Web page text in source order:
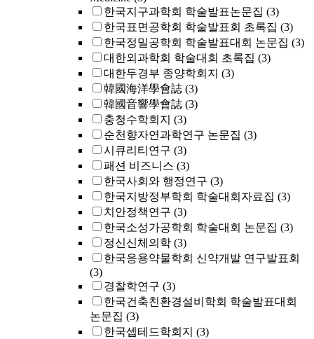
한국지구과학회 학술발표논문집 (3)
한국표면공학회 학술발표회 초록집 (3)
한국정밀공학회 학술발표대회 논문집 (3)
대한외과학회 학술대회 초록집 (3)
대한두경부 종양학회지 (3)
韓國海洋學會誌 (3)
韓國音響學會誌 (3)
충청수학회지 (3)
순천향자연과학연구 논문집 (3)
시큐리티연구 (3)
패션 비즈니스 (3)
한국사회와 행정연구 (3)
한국지방정부학회 학술대회자료집 (3)
치안정책연구 (3)
한국소성가공학회 학술대회 논문집 (3)
정신신체의학 (3)
한국응용약물학회 신약개발 연구발표회
(3)
경찰학연구 (3)
한국건축친환경설비학회 학술발표대회
논문집 (3)
한국셉테드학회지 (3)